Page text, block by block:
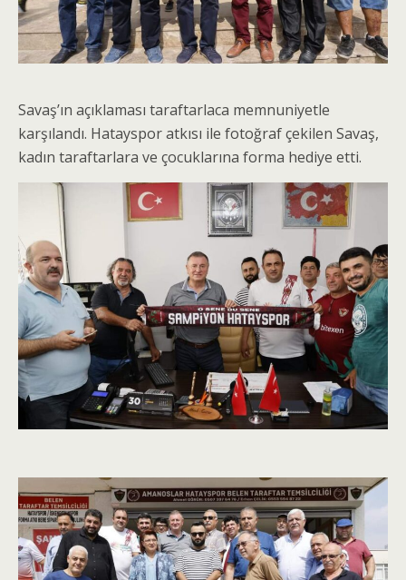
Savaş’ın açıklaması taraftarlaca memnuniyetle
karşılandı. Hatayspor atkısı ile fotoğraf çekilen Savaş,
kadın taraftarlara ve çocuklarına forma hediye etti.